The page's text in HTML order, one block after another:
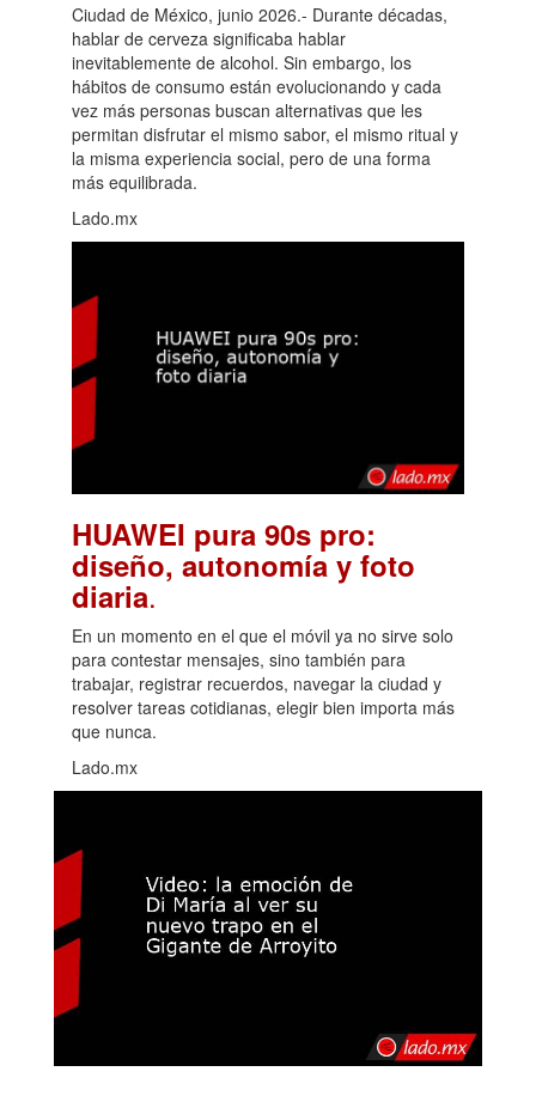
Ciudad de México, junio 2026.- Durante décadas,
hablar de cerveza significaba hablar
inevitablemente de alcohol. Sin embargo, los
hábitos de consumo están evolucionando y cada
vez más personas buscan alternativas que les
permitan disfrutar el mismo sabor, el mismo ritual y
la misma experiencia social, pero de una forma
más equilibrada.
Lado.mx
HUAWEI pura 90s pro:
diseño, autonomía y foto
diaria.
En un momento en el que el móvil ya no sirve solo
para contestar mensajes, sino también para
trabajar, registrar recuerdos, navegar la ciudad y
resolver tareas cotidianas, elegir bien importa más
que nunca.
Lado.mx